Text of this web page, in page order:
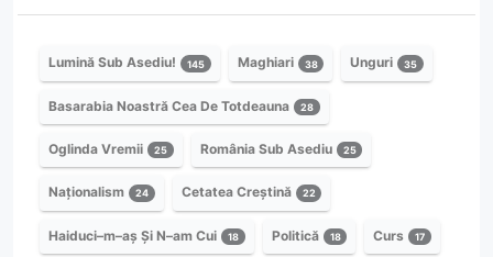
Lumină Sub Asediu! 145 Maghiari 38 Unguri 35
Basarabia Noastră Cea De Totdeauna 28
Oglinda Vremii 25 România Sub Asediu 25
Naționalism 24 Cetatea Creștină 22
Haiduci–m–aș Și N–am Cui 18 Politică 18 Curs 17